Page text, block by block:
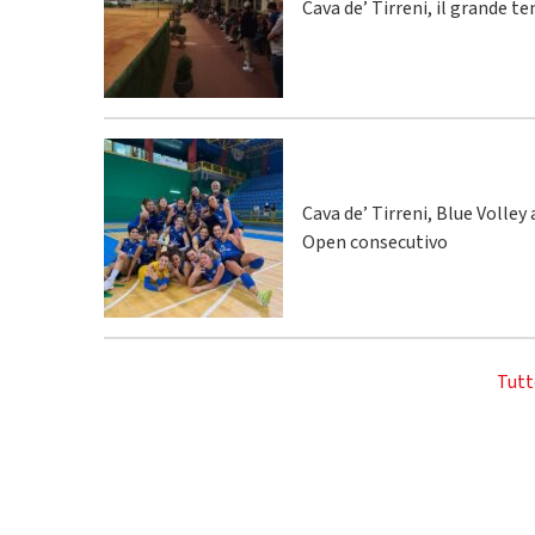
Cava de’ Tirreni, il grande
Cava de’ Tirreni, Blue
Open consecutivo